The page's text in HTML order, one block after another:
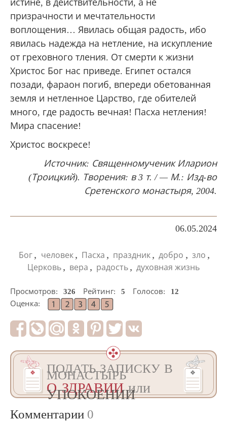
истине, в действительности, а не
призрачности и мечтательности
воплощения… Явилась общая радость, ибо
явилась надежда на нетление, на искупление
от греховного тления. От смерти к жизни
Христос Бог нас приведе. Египет остался
позади, фараон погиб, впереди обетованная
земля и нетленное Царство, где обителей
много, где радость вечная! Пасха нетления!
Мира спасение!
Христос воскресе!
Источник: Священномученик Иларион
(Троицкий). Творения: в 3 т. / — М.: Изд-во
Сретенского монастыря, 2004.
06.05.2024
Бог , человек , Пасха , праздник , добро , зло ,
Церковь , вера , радость , духовная жизнь
Просмотров: 326 Рейтинг: 5 Голосов:
12
Оценка:
ПОДАТЬ ЗАПИСКУ В
МОНАСТЫРЬ
О ЗДРАВИИили
УПОКОЕНИИ
Комментарии 0